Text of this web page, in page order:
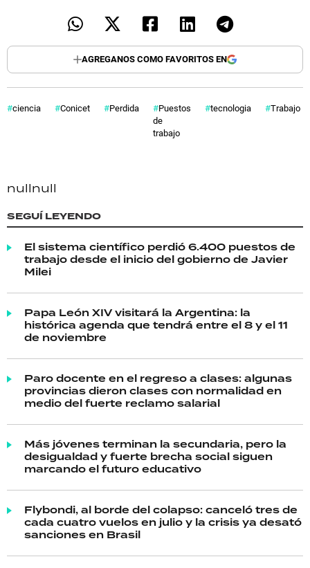
AGREGANOS COMO FAVORITOS EN
ciencia Conicet Perdida
Puestos
de
trabajo
tecnologia Trabajo
nullnull
SEGUÍ LEYENDO
El sistema científico perdió 6.400 puestos de
trabajo desde el inicio del gobierno de Javier
Milei
Papa León XIV visitará la Argentina: la
histórica agenda que tendrá entre el 8 y el 11
de noviembre
Paro docente en el regreso a clases: algunas
provincias dieron clases con normalidad en
medio del fuerte reclamo salarial
Más jóvenes terminan la secundaria, pero la
desigualdad y fuerte brecha social siguen
marcando el futuro educativo
Flybondi, al borde del colapso: canceló tres de
cada cuatro vuelos en julio y la crisis ya desató
sanciones en Brasil